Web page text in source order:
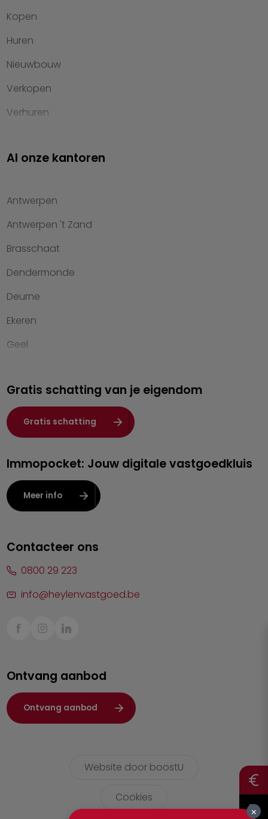
Kopen
Huren
Nieuwbouw
Verkopen
Verhuren
Property management
Kennis van wonen
Kantoren
Veelgestelde vragen
Werken bij Heylen Vastgoed
Contact
Al onze kantoren
Antwerpen
Antwerpen 't Zand
Brasschaat
Dendermonde
Deurne
Ekeren
Geel
Hasselt
Heist-op-den-Berg
Herentals
Kalmthout
Leuven
Lier
Sint-Truiden
Waasland
Wuustwezel
Zoersel
Gratis schatting van je eigendom
Gratis schatting
Immopocket: Jouw digitale vastgoedkluis
Meer info
Contacteer ons
0800 29 223
info@heylenvastgoed.be
Ontvang aanbod
Ontvang aanbod
Website door boostU
Cookies